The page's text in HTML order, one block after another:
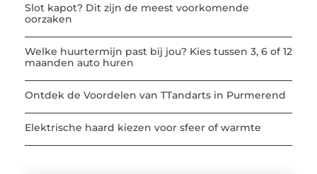
Slot kapot? Dit zijn de meest voorkomende
oorzaken
Welke huurtermijn past bij jou? Kies tussen 3, 6 of 12
maanden auto huren
Ontdek de Voordelen van TTandarts in Purmerend
Elektrische haard kiezen voor sfeer of warmte